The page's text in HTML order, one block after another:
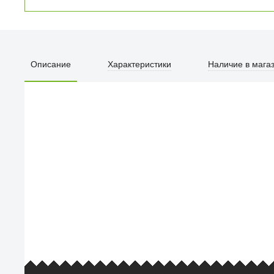
1 990₽
Описание Характеристики Наличие в